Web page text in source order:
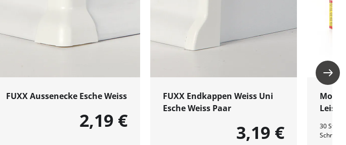
FUXX Aussenecke Esche Weiss
2,19 €
FUXX Endkappen Weiss Uni
Esche Weiss Paar
3,19 €
30 Stück